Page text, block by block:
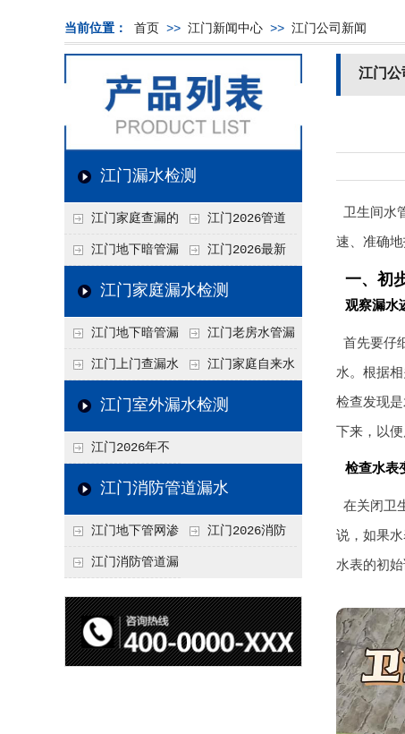
当前位置： 首页 >> 江门新闻中心 >> 江门公司新闻
江门漏水检测
江门家庭查漏的
实用小技巧
江门2026管道
漏水维修价格表，按
材质、漏点类型精准
江门地下暗管漏
水检测价格高？2026
巧
江门2026最新
上门漏水检测价格
类报价一览
江门家庭漏水检测
江门地下暗管漏
水检测技术与价格关
联2026，不同方法收
江门老房水管漏
水检测与维修价格20
26，老旧管道改造方
江门上门查漏水
vs 自行检测：2026
析
江门家庭自来水
管漏水检测全攻略：
江门室外漏水检测
江门2026年不
同城市上门查漏水价
价参考
江门消防管道漏水
江门地下管网渗
漏检测
江门2026消防
程类项目报价
江门消防管道漏
6，工程类检测收费
标准详解
江门公
卫生间水
速、准确
一、初
观察漏水
首先要仔
水。根据
检查发现
下来，以
检查水表
在关闭卫
说，如果
水表的初